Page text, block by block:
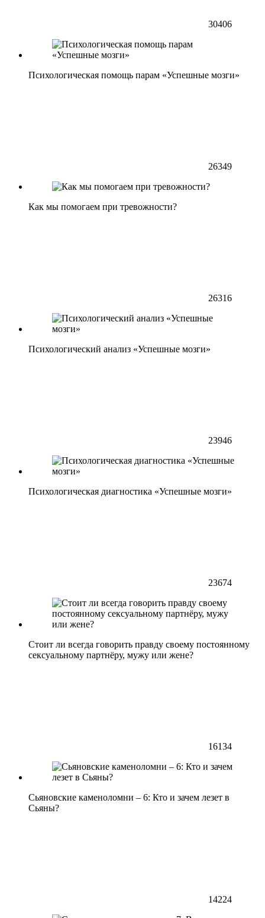
30406
Психологическая помощь парам «Успешные мозги»
26349
Как мы помогаем при тревожности?
26316
Психологический анализ «Успешные мозги»
23946
Психологическая диагностика «Успешные мозги»
23674
Стоит ли всегда говорить правду своему постоянному
сексуальному партнёру, мужу или жене?
16134
Сьяновские каменоломни – 6: Кто и зачем лезет в
Сьяны?
14224